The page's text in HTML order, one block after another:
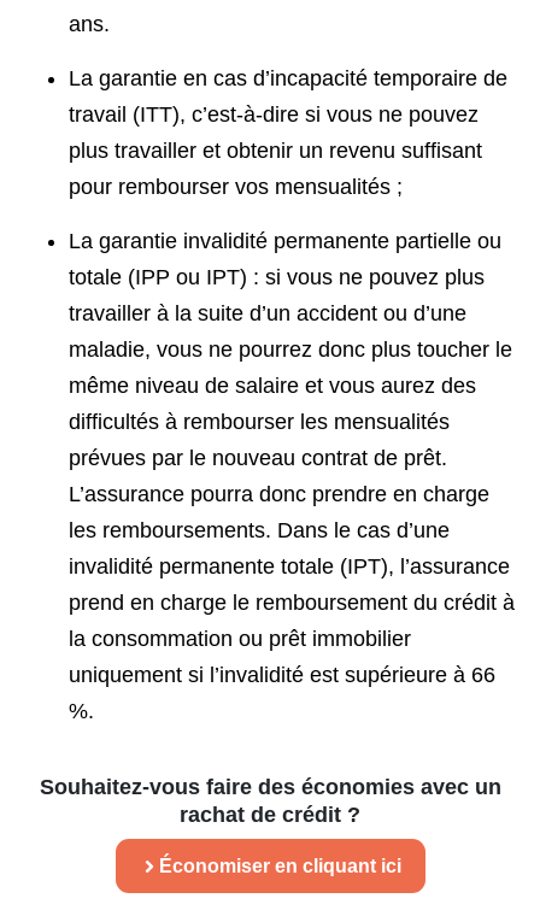
ans.
La garantie en cas d’incapacité temporaire de
travail (ITT), c’est-à-dire si vous ne pouvez
plus travailler et obtenir un revenu suffisant
pour rembourser vos mensualités ;
La garantie invalidité permanente partielle ou
totale (IPP ou IPT) : si vous ne pouvez plus
travailler à la suite d’un accident ou d’une
maladie, vous ne pourrez donc plus toucher le
même niveau de salaire et vous aurez des
difficultés à rembourser les mensualités
prévues par le nouveau contrat de prêt.
L’assurance pourra donc prendre en charge
les remboursements. Dans le cas d’une
invalidité permanente totale (IPT), l’assurance
prend en charge le remboursement du crédit à
la consommation ou prêt immobilier
uniquement si l’invalidité est supérieure à 66
%.
Souhaitez-vous faire des économies avec un
rachat de crédit ?
Économiser en cliquant ici